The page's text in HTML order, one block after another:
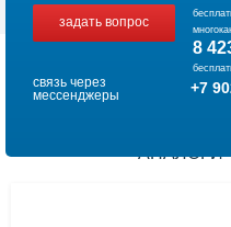
задать вопрос
8
связь через
мессенджеры
+7